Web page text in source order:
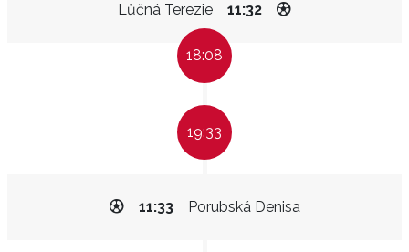
Lůčná Terezie 11:32
18:08
19:33
Porubská Denisa
11:33